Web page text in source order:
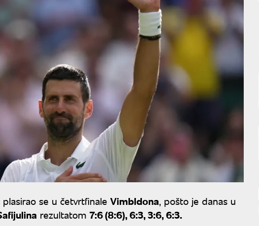
plasirao se u četvrtfinale Vimbldona, pošto je danas u
rezultatom 7:6 (8:6), 6:3, 3:6, 6:3.